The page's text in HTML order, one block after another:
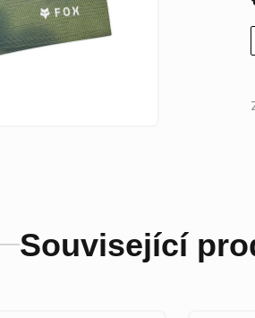
Související